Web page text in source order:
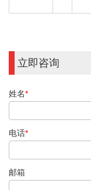
立即咨询
姓名*
电话*
邮箱